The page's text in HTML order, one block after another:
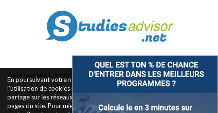
Avis sur les Licences & Bachelors
Classement des Écoles
En poursuivant votre navigation sur ce site, vous acceptez
l'utilisation de cookies pour le fonctionnement des boutons de
partage sur les réseaux sociaux et la mesure d'audience des
pages du site. Pour mieux comprendre notre politique de